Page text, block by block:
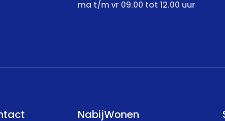
ma t/m vr 09.00 tot 12.00 uur
NabijWonen